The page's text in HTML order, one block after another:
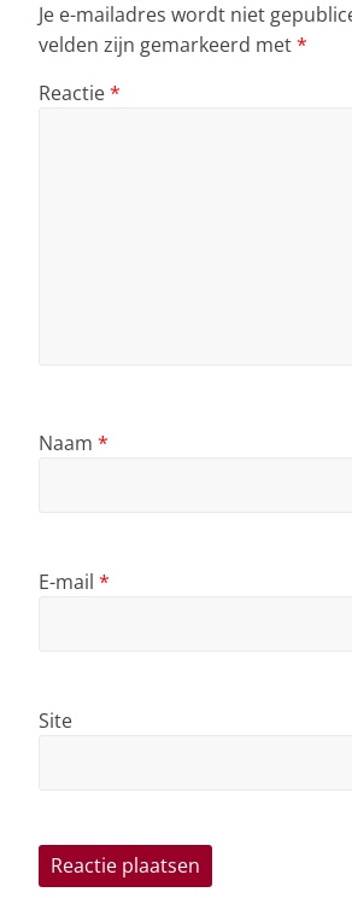
Je e-mailadres wordt niet
velden zijn gemarkeerd met*
Reactie*
Naam *
E-mail *
Site